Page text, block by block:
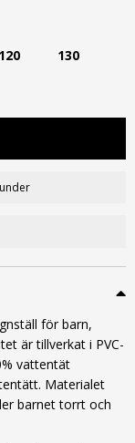
120
130
för barn,
är tillverkat i PVC-
vattentät
Materialet
barnet torrt och